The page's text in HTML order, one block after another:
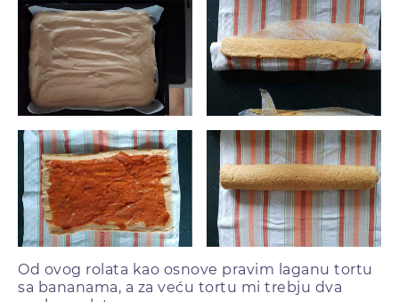
Od ovog rolata kao osnove pravim laganu tortu
sa bananama, a za veću tortu mi trebju dva